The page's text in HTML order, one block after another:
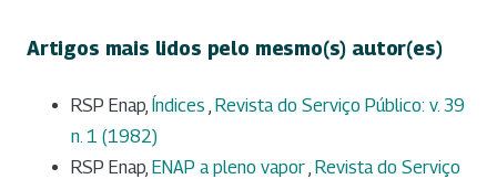
Artigos mais lidos pelo mesmo(s) autor(es)
RSP Enap, Índices Revista do Serviço Público: v. 39
n. 1 (1982)
RSP Enap, ENAP a pleno vapor Revista do Serviço